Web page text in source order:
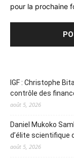
pour la prochaine
IGF : Christophe
contrôle des
août 5, 2026
Daniel Mukoko
d’élite scientifique
août 5, 2026